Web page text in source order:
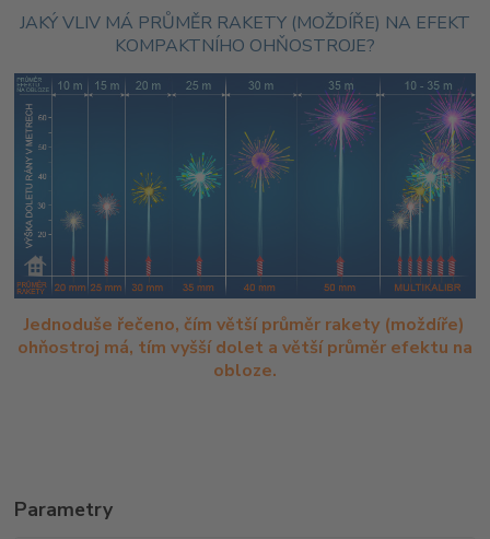
JAKÝ VLIV MÁ PRŮMĚR RAKETY (MOŽDÍŘE) NA EFEKT
KOMPAKTNÍHO OHŇOSTROJE?
Jednoduše řečeno, čím větší průměr rakety (moždíře)
ohňostroj má, tím vyšší dolet a větší průměr efektu na
obloze.
Parametry